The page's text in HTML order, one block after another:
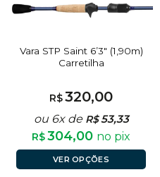
Vara STP Saint 6’3″ (1,90m)
Carretilha
R$320,00
ou 6x de R$53,33
R$304,00 no pix
VER OPÇÕES